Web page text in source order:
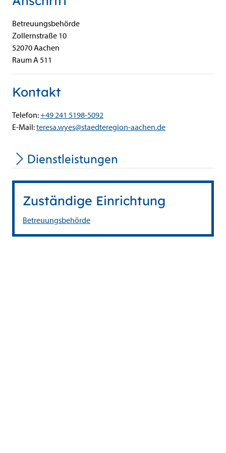
Betreuungsbehörde
Zollernstraße 10
52070Aachen
Raum A 511
Kontakt
Telefon:+49 241 5198-5092
E-Mail:teresa.wyes@staedteregion-aachen.de
Dienstleistungen
Zuständige Einrichtung
Betreuungsbehörde